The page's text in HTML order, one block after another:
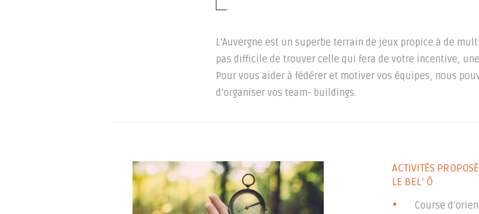
L’Auvergne est un superbe terrain de jeux propice à de
pas difficile de trouver celle qui fera de votre incentive,
Pour vous aider à fédérer et motiver vos équipes, nous
d’organiser vos team- buildings.
ACTIVITÉS
LE BEL’ Ô
Course